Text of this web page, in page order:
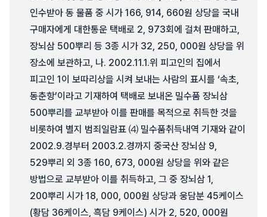
인수받아 동 물품 중 시가 166, 914, 660원 상당을 국내
구매자에게 대한통운 택배로 2, 973회에 걸쳐 판매하고,
장뇌삼 500뿌리 등 3종 시가 32, 250, 000원 상당을 위
장소에 보관하고, 나. 2002.11.1.위 피고인의 집에서
피고인 1이 보따리상을 시켜 보내는 사람의 표시를 ‘속초,
동춘항’이라고 기재하여 택배로 보내온 밀수품 장뇌삼
500뿌리를 교부받아 이를 판매를 목적으로 취득한 것을
비롯하여 별지 범죄일람표 ⑷ 밀수품취득내역 기재와 같이
2002.9.경부터 2003.2.경까지 중국산 장뇌삼 9,
529뿌리 외 3종 160, 673, 000원 상당을 위와 같은
방법으로 교부받아 이를 취득하고, 그 중 장뇌삼 1,
200뿌리 시가 18, 000, 000원 상당과 웅담분 45케이스
(황담 36케이스, 흑담 9케이스) 시가 2, 520, 000원